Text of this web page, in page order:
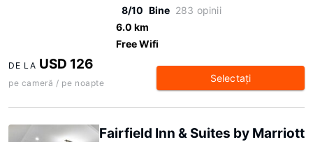
8/10 Bine 283 opinii
6.0 km
Free Wifi
DE LA USD 126
pe cameră / pe noapte Selectaţi
Fairfield Inn & Suites by Marriott